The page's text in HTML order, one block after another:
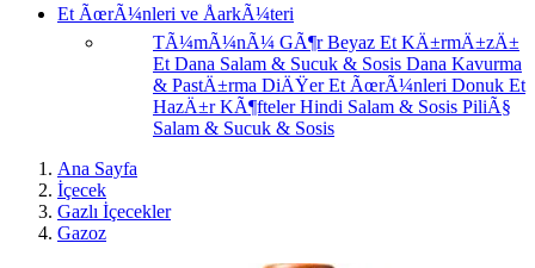
Et ÃœrÃ¼nleri ve ÅarkÃ¼teri
TÃ¼mÃ¼nÃ¼ GÃ¶rBeyaz Et KÄ±rmÄ±zÄ±
Et Dana Salam & Sucuk & Sosis Dana Kavurma
& PastÄ±rma DiÄŸer Et ÃœrÃ¼nleri Donuk Et
HazÄ±r KÃ¶ftelerHindi Salam & Sosis PiliÃ§
Salam & Sucuk & Sosis
Ana Sayfa
İçecek
Gazlı İçecekler
Gazoz